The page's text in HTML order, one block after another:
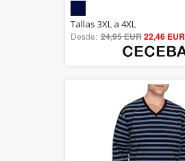
5.00
out of 5
Tallas 3XL a 4XL
Desde: 24,95 EUR22,46 EUR